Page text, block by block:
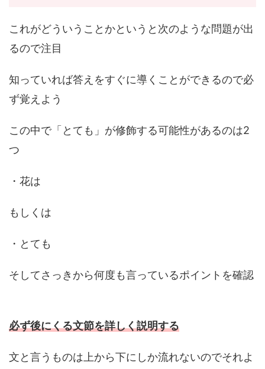
これがどういうことかというと次のような問題が出
るので注目
知っていれば答えをすぐに導くことができるので必
ず覚えよう
この中で「とても」が修飾する可能性があるのは2
つ
・花は
もしくは
・とても
そしてさっきから何度も言っているポイントを確認
必ず後にくる文節を詳しく説明する
文と言うものは上から下にしか流れないのでそれよ